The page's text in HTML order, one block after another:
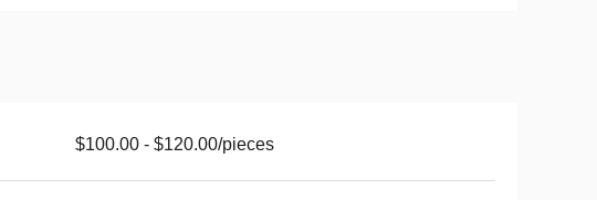
$100.00 - $120.00/pieces